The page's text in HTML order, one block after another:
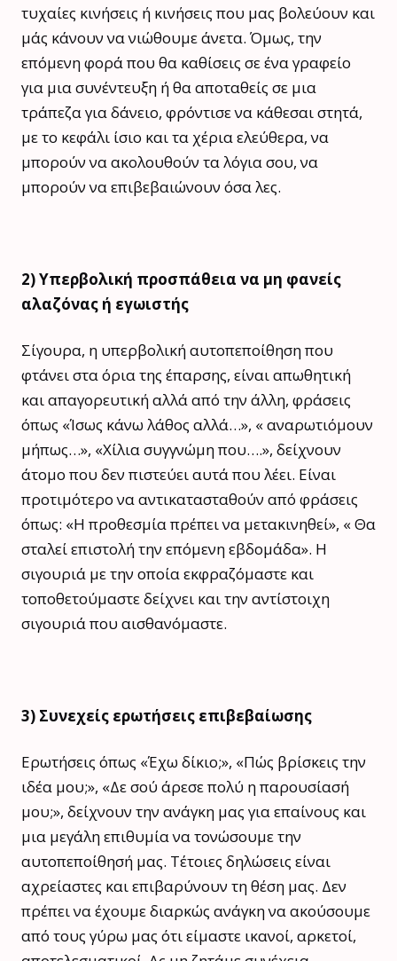
τυχαίες κινήσεις ή κινήσεις που μας βολεύουν και
μάς κάνουν να νιώθουμε άνετα. Όμως, την
επόμενη φορά που θα καθίσεις σε ένα γραφείο
για μια συνέντευξη ή θα αποταθείς σε μια
τράπεζα για δάνειο, φρόντισε να κάθεσαι στητά,
με το κεφάλι ίσιο και τα χέρια ελεύθερα, να
μπορούν να ακολουθούν τα λόγια σου, να
μπορούν να επιβεβαιώνουν όσα λες.
2) Υπερβολική προσπάθεια να μη φανείς
αλαζόνας ή εγωιστής
Σίγουρα, η υπερβολική αυτοπεποίθηση που
φτάνει στα όρια της έπαρσης, είναι απωθητική
και απαγορευτική αλλά από την άλλη, φράσεις
όπως «Ίσως κάνω λάθος αλλά…», « αναρωτιόμουν
μήπως…», «Χίλια συγγνώμη που….», δείχνουν
άτομο που δεν πιστεύει αυτά που λέει. Είναι
προτιμότερο να αντικατασταθούν από φράσεις
όπως: «Η προθεσμία πρέπει να μετακινηθεί», « Θα
σταλεί επιστολή την επόμενη εβδομάδα». Η
σιγουριά με την οποία εκφραζόμαστε και
τοποθετούμαστε δείχνει και την αντίστοιχη
σιγουριά που αισθανόμαστε.
3) Συνεχείς ερωτήσεις επιβεβαίωσης
Ερωτήσεις όπως «Έχω δίκιο;», «Πώς βρίσκεις την
ιδέα μου;», «Δε σού άρεσε πολύ η παρουσίασή
μου;», δείχνουν την ανάγκη μας για επαίνους και
μια μεγάλη επιθυμία να τονώσουμε την
αυτοπεποίθησή μας. Τέτοιες δηλώσεις είναι
αχρείαστες και επιβαρύνουν τη θέση μας. Δεν
πρέπει να έχουμε διαρκώς ανάγκη να ακούσουμε
από τους γύρω μας ότι είμαστε ικανοί, αρκετοί,